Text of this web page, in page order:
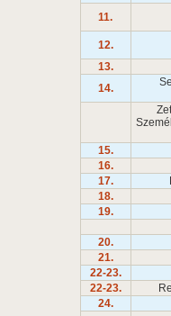
11.
12.
13.
14.
15.
16.
17.
18.
19.
20.
21.
22-23.
22-23.
24.